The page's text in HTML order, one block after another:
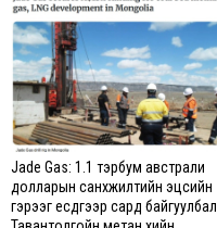
Jade Gas: 1.1 тэрбум австрали
долларын санхүүжилтийн эцсийн
гэрээг есдүгээр сард байгуулбал